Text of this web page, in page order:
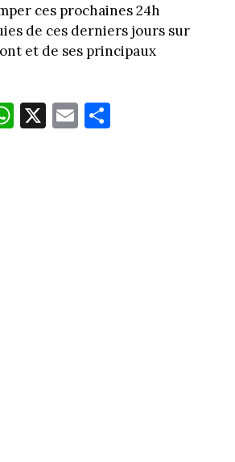
ces prochaines 24h
de ces derniers jours sur
et de ses principaux
W
ha
X E
m
Pa